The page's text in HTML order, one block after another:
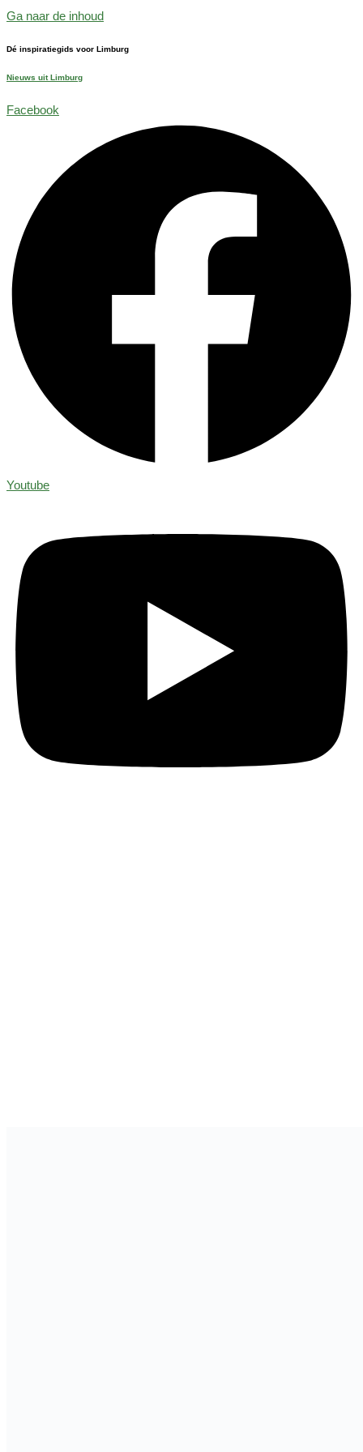
Ga naar de inhoud
Dé inspiratiegids voor Limburg
Nieuws uit Limburg
Facebook
Youtube